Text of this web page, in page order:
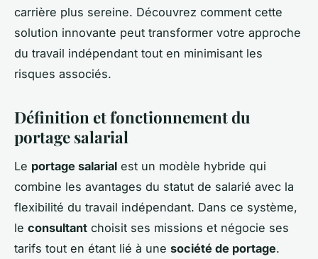
carrière plus sereine. Découvrez comment cette
solution innovante peut transformer votre approche
du travail indépendant tout en minimisant les
risques associés.
Définition et fonctionnement du
portage salarial
Le portage salarial est un modèle hybride qui
combine les avantages du statut de salarié avec la
flexibilité du travail indépendant. Dans ce système,
le consultant choisit ses missions et négocie ses
tarifs tout en étant lié à une société de portage.